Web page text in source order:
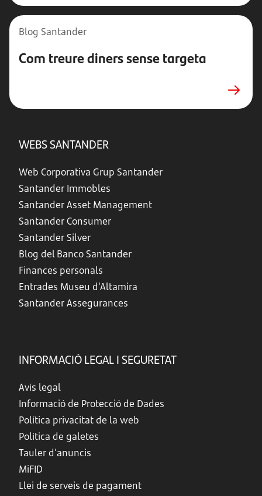
Blog Santander
Com treure diners sense targeta
WEBS SANTANDER
Web Corporativa Grup Santander
Santander Immobles
Santander Asset Management
Santander Consumer
Santander Silver
Blog del Banco Santander
Finances personals
Entrades Museu d'Altamira
Santander Assegurances
INFORMACIÓ LEGAL I SEGURETAT
Avís legal
Informació de Protecció de Dades
Política privacitat de la web
Política de galetes
Tauler d’anuncis
MiFID
Llei de serveis de pagament